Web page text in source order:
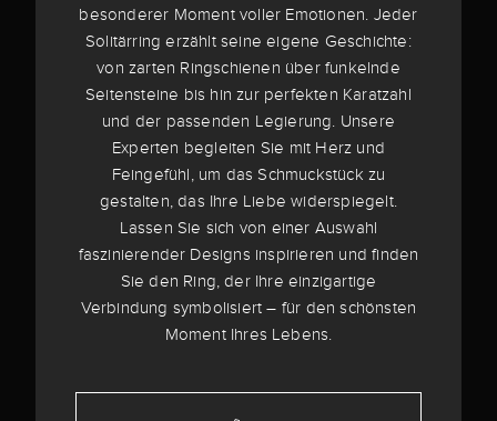
besonderer Moment voller Emotionen. Jeder
Solitärring erzählt seine eigene Geschichte:
von zarten Ringschienen über funkelnde
Seitensteine bis hin zur perfekten Karatzahl
und der passenden Legierung. Unsere
Experten begleiten Sie mit Herz und
Feingefühl, um das Schmuckstück zu
gestalten, das Ihre Liebe widerspiegelt.
Lassen Sie sich von einer Auswahl
faszinierender Designs inspirieren und finden
Sie den Ring, der Ihre einzigartige
Verbindung symbolisiert – für den schönsten
Moment Ihres Lebens.